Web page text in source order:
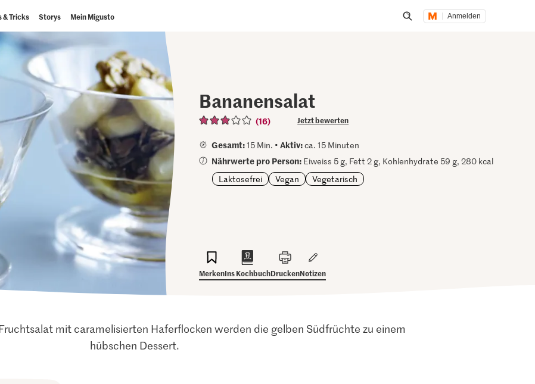
& Tricks Storys Mein Migusto Anmelden
Bananensalat
(16) Jetzt bewerten
Gesamt:15 Min. •Aktiv:ca. 15 Minuten
Nährwerte pro Person: Eiweiss 5 g, Fett 2 g, Kohlenhydrate 59 g, 280 kcal
Laktosefrei
Vegan Vegetarisch
MerkenIns KochbuchDruckenNotizen
mit caramelisierten Haferflocken werden die gelben Südfrüchte zu einem
hübschen Dessert.